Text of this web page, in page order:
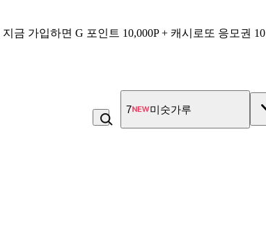
지금 가입하면 G 포인트 10,000P + 캐시로또 응모권
7 미숫가루